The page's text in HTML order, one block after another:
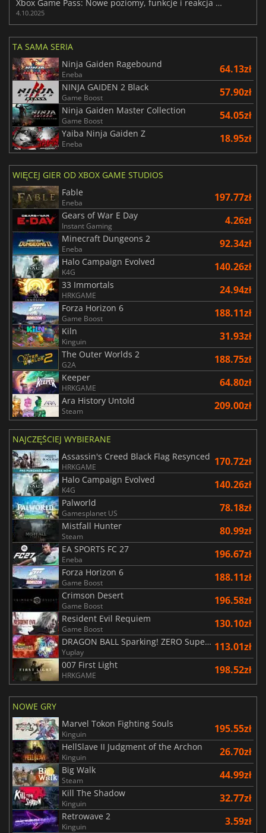
Xbox Game Pass: Nowe poziomy, funkcje i reakcja społeczności
4.10.2025
TA SAMA SERIA
Ninja Gaiden Ragebound
Eneba 64.13zł
NINJA GAIDEN 2 Black
Game Boost 57.90zł
Ninja Gaiden Master Collection
Game Boost 54.05zł
Yaiba Ninja Gaiden Z
Eneba 18.95zł
WIĘCEJ GIER OD XBOX GAME STUDIOS
Fable
Eneba 197.77zł
Gears of War E Day
Instant Gaming 4.26zł
Minecraft Dungeons 2
Eneba 92.34zł
Halo Campaign Evolved
K4G 140.26zł
33 Immortals
HRKGAME 24.94zł
Forza Horizon 6
Game Boost 188.11zł
Kiln
Kinguin 31.93zł
The Outer Worlds 2
G2A 188.75zł
Keeper
HRKGAME 64.80zł
Ara History Untold
Steam 209.00zł
NAJCZĘŚCIEJ WYBIERANE
Assassin's Creed Black Flag Resynced
HRKGAME 170.72zł
Halo Campaign Evolved
K4G 140.26zł
Palworld
Gamesplanet US 78.18zł
Mistfall Hunter
Steam 80.99zł
EA SPORTS FC 27
Eneba 196.67zł
Forza Horizon 6
Game Boost 188.11zł
Crimson Desert
Game Boost 196.58zł
Resident Evil Requiem
Game Boost 130.10zł
DRAGON BALL Sparking! ZERO Super Limit Breaking NEO
Yuplay 113.01zł
007 First Light
HRKGAME 198.52zł
NOWE GRY
Marvel Tokon Fighting Souls
Kinguin 195.55zł
HellSlave II Judgment of the Archon
Kinguin 26.70zł
Big Walk
Steam 44.99zł
Kill The Shadow
Kinguin 32.77zł
Retrowave 2
Kinguin 3.59zł